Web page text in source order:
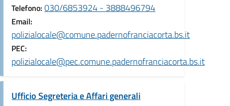
Telefono:030/6853924 - 3888496794
Email:
polizialocale@comune.padernofranciacorta.bs.it
PEC:
polizialocale@pec.comune.padernofranciacorta.bs.it
Ufficio Segreteria e Affari generali